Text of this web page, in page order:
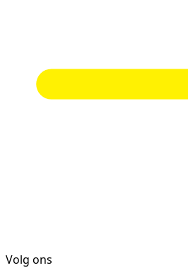
Volg ons